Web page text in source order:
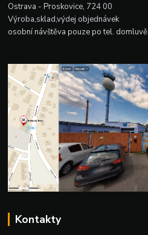
Ostrava - Proskovice, 724 00
Výroba,sklad,výdej objednávek
osobní návštěva pouze po tel. domluvě
Kontakty